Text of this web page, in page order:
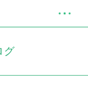
グ